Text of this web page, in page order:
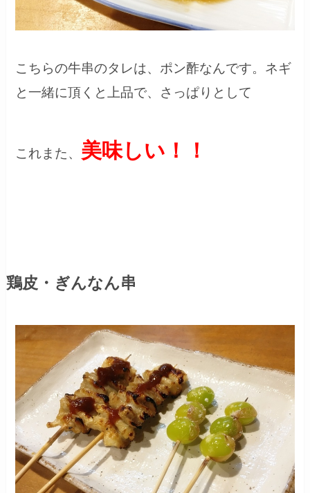
こちらの牛串のタレは、ポン酢なんです。ネギ
と一緒に頂くと上品で、さっぱりとして
これまた、 美味しい！！
鶏皮・ぎんなん串